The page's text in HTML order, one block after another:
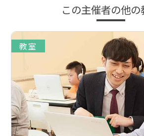
この主催者の他の
教室